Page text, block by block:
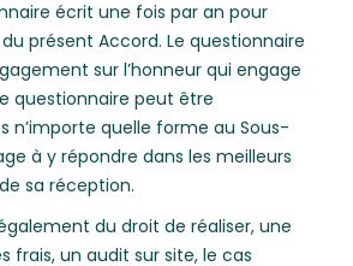
écrit une fois par an pour
présent Accord. Le questionnaire
sur l’honneur qui engage
questionnaire peut être
n’importe quelle forme au Sous-
à y répondre dans les meilleurs
sa réception.
du droit de réaliser, une
frais, un audit sur site, le cas